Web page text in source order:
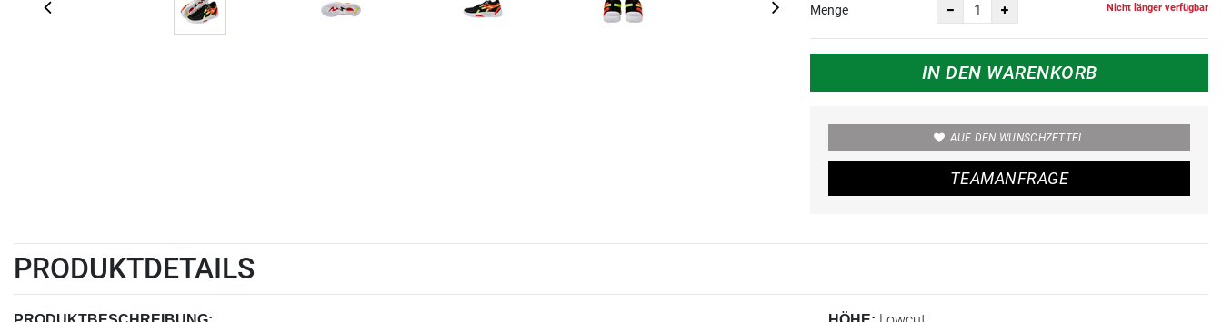
Menge Nicht länger verfügbar
IN DEN WARENKORB
AUF DEN WUNSCHZETTEL
TEAMANFRAGE
PRODUKTDETAILS